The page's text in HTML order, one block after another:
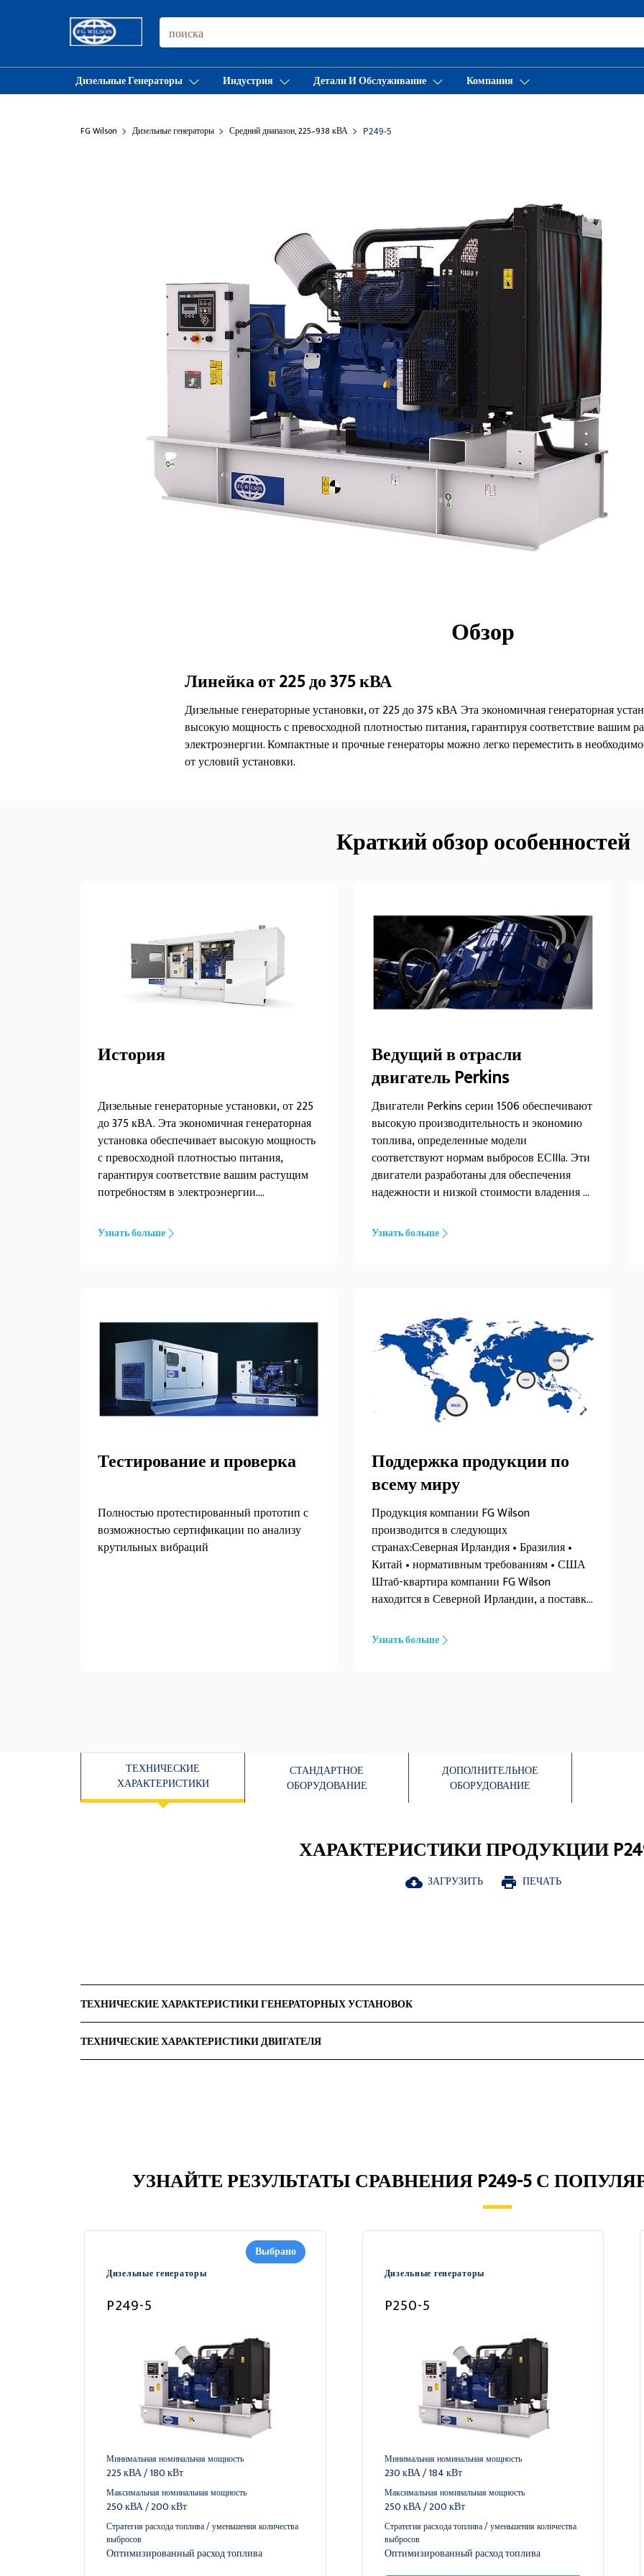
SEARCH
Дизельные Генераторы Индустрия Детали И Обслуживание Компания
FG Wilson Дизельные генераторы Средний диапазон, 225–938 кВА P249-5
Технические характеристики
Обзор
Линейка от 225 до 375 кВА
Дизельные генераторные установки, от 225 до 375 кВА Эта экономичная генераторная
высокую мощность с превосходной плотностью питания, гарантируя соответствие вашим
электроэнергии. Компактные и прочные генераторы можно легко переместить в
от условий установки.
Краткий обзор особенностей
История
Дизельные генераторные установки, от 225
до 375 кВА. Эта экономичная генераторная
установка обеспечивает высокую мощность
с превосходной плотностью питания,
гарантируя соответствие вашим растущим
потребностям в электроэнергии.
мощностью от 225 до 375 кВА разработаны
для соответствия вашим требованиям. Их
производительность в различных сферах
использования. Живите без перерывов
вместе с FG Wilson.
Узнать больше
Ведущий в отрасли
двигатель Perkins
Двигатели Perkins серии 1506 обеспечивают
высокую производительность и экономию
топлива, определенные модели
соответствуют нормам выбросов ЕСIIIа. Эти
двигатели разработаны для обеспечения
надежности и низкой стоимости владения в
Узнать больше
Тестирование и проверка
Полностью протестированный прототип с
возможностью сертификации по анализу
крутильных вибраций
Поддержка продукции по
всему миру
Продукция компании FG Wilson
производится в следующих
странах:Северная Ирландия • Бразилия •
Китай • нормативным требованиям • США
Штаб-квартира компании FG Wilson
находится в Северной Ирландии, а поставка
дилерской сети, охватывающей все регионы
Узнать больше
ТЕХНИЧЕСКИЕ
ХАРАКТЕРИСТИКИ
СТАНДАРТНОЕ
ОБОРУДОВАНИЕ
ДОПОЛНИТЕЛЬНОЕ
ОБОРУДОВАНИЕ
ХАРАКТЕРИСТИКИ ПРОДУКЦИИ
cloud_download ЗАГРУЗИТЬ print ПЕЧАТЬ
ТЕХНИЧЕСКИЕ ХАРАКТЕРИСТИКИ ГЕНЕРАТОРНЫХ УСТАНОВОК
ТЕХНИЧЕСКИЕ ХАРАКТЕРИСТИКИ ДВИГАТЕЛЯ
УЗНАЙТЕ РЕЗУЛЬТАТЫ СРАВНЕНИЯ P249-5 С
Дизельные генераторы
Выбрано
P249-5
Минимальная номинальная мощность
225 кВА / 180 кВт
Максимальная номинальная мощность
250 кВА / 200 кВт
Стратегия расхода топлива / уменьшения количества
выбросов
Оптимизированный расход топлива
Дизельные генераторы
P250-5
Минимальная номинальная мощность
230 кВА / 184 кВт
Максимальная номинальная мощность
250 кВА / 200 кВт
Стратегия расхода топлива / уменьшения количества
выбросов
Оптимизированный расход топлива